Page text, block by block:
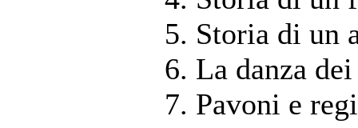
Storia di un
La danza
Pavoni e